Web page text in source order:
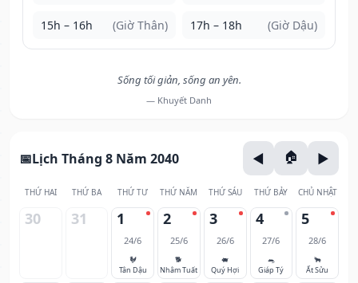
15h – 16h (Giờ Thân) 17h – 18h (Giờ Dậu)
Sống tối giản, sống an yên.
— Khuyết Danh
Lịch Tháng 8 Năm 2040
THỨ HAI THỨ BA THỨ TƯ THỨ NĂM THỨ SÁU THỨ BẢY CHỦ NHẬT
30 31 1
24/6
🐓
Tân Dậu
2
25/6
🐕
Nhâm Tuất
3
26/6
🐖
Quý Hợi
4
27/6
🐀
Giáp Tý
5
28/6
🐂
Ất Sửu